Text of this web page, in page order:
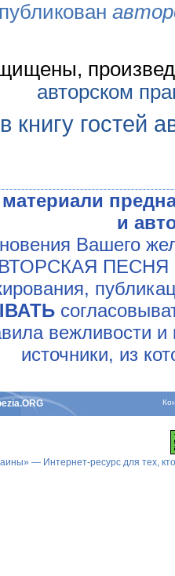
авторском
книгу гостей
и
Вашего
ПЕСНЯ
вежливости и
источники, из
— Интернет-ресурс для тех,